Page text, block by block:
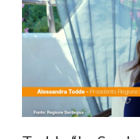
Sardegna
deve
pensare
vuole
diventare”